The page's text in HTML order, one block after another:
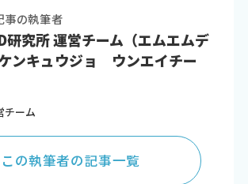
事の執筆者
研究所 運営チーム（エムエムデ
ンキュウジョ ウンエイチー
チーム
この執筆者の記事一覧